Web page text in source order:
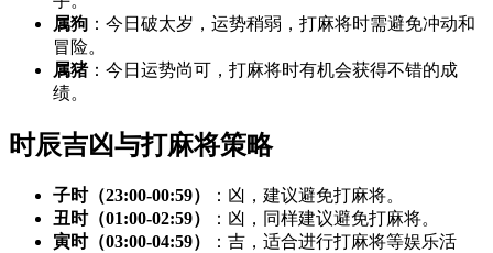
属狗 ：今日破太岁，运势稍弱，打麻将时需避免冲动和
冒险。
属猪：今日运势尚可，打麻将时有机会获得不错的成
绩。
时辰吉凶与打麻将策略
子时（23:00-00:59）
：凶，建议避免打麻将。
丑时（01:00-02:59）
：凶，同样建议避免打麻将。
寅时（03:00-04:59）
：吉，适合进行打麻将等娱乐活